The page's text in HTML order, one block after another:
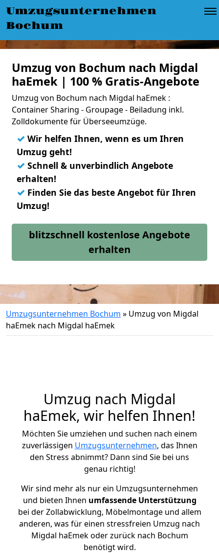
Umzugsunternehmen
Bochum
Umzug von Bochum nach Migdal
haEmek | 100 % Gratis-Angebote
Umzug von Bochum nach Migdal haEmek :
Container Sharing - Groupage - Beiladung inkl.
Zolldokumente für Überseeumzüge.
✓ Wir helfen Ihnen, wenn es um Ihren
Umzug geht!
✓ Schnell & unverbindlich Angebote
erhalten!
✓ Finden Sie das beste Angebot für Ihren
Umzug!
blitzschnell kostenlose Angebote
erhalten
Umzugsunternehmen Bochum » Umzug von Migdal
haEmek nach Migdal haEmek
Umzug nach Migdal
haEmek, wir helfen Ihnen!
Möchten Sie umziehen und suchen nach einem
zuverlässigen Umzugsunternehmen, das Ihnen
den Stress abnimmt? Dann sind Sie bei uns
genau richtig!
Wir sind mehr als nur ein Umzugsunternehmen
und bieten Ihnen umfassende Unterstützung
bei der Zollabwicklung, Möbelmontage und allem
anderen, was für einen stressfreien Umzug nach
Migdal haEmek oder zurück nach Bochum
benötigt wird.